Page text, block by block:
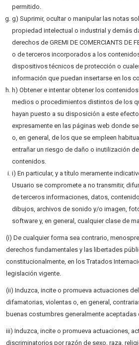
permitido.
g) Suprimir, ocultar o manipular las notas
propiedad intelectual o industrial y demás
derechos de GREMI DE COMERCIANTS DE
o de terceros incorporados a los
dispositivos técnicos de protección o
información que puedan insertarse en los
h) Obtener e intentar obtener los
medios o procedimientos distintos de los
hayan puesto a su disposición a este
expresamente en las páginas web donde
o, en general, de los que se empleen
entrañar un riesgo de daño o inutilización
contenidos.
i) En particular, y a título meramente
Usuario se compromete a no transmitir,
de terceros informaciones, datos,
dibujos, archivos de sonido y/o imagen,
software y, en general, cualquier clase de
(i) De cualquier forma sea contrario,
derechos fundamentales y las libertades
constitucionalmente, en los Tratados
legislación vigente.
(ii) Induzca, incite o promueva actuaciones
difamatorias, violentas o, en general,
buenas costumbres generalmente
iii) Induzca, incite o promueva actuaciones,
discriminatorios por razón de sexo, raza,